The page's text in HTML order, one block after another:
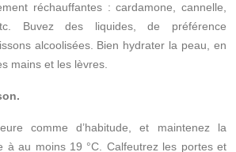
réchauffantes : cardamone, cannelle,
Buvez des liquides, de préférence
alcoolisées. Bien hydrater la peau, en
mains et les lèvres.
comme d’habitude, et maintenez la
à au moins 19 °C. Calfeutrez les portes et